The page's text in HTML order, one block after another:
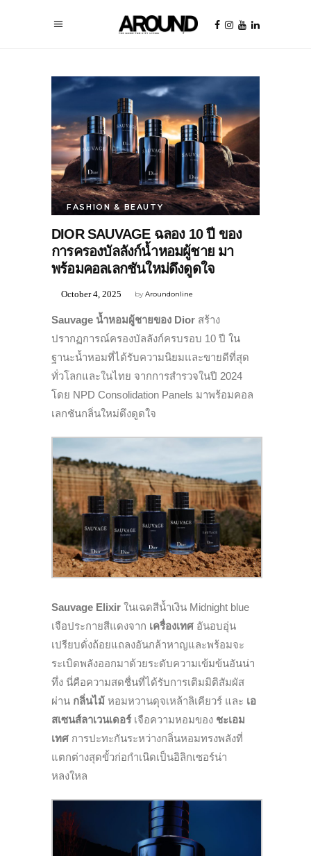
FASHION & BEAUTY
DIOR SAUVAGE ฉลอง 10 ปี ของ
การครองบัลลังก์น้ำหอมผู้ชาย มา
พร้อมคอลเลกชันใหม่ดึงดูดใจ
byAroundonline
October 4, 2025
Sauvage น้ำหอมผู้ชายของ Dior สร้าง
ปรากฏการณ์ครองบัลลังก์ครบรอบ 10 ปี ใน
ฐานะน้ำหอมที่ได้รับความนิยมและขายดีที่สุด
ทั่วโลกและในไทย จากการสำรวจในปี 2024
โดย NPD Consolidation Panels มาพร้อมคอล
เลกชันกลิ่นใหม่ดึงดูดใจ
Sauvage Elixir ในเฉดสีน้ำเงิน Midnight blue
เจือประกายสีแดงจาก เครื่องเทศ อันอบอุ่น
เปรียบดั่งถ้อยแถลงอันกล้าหาญและพร้อมจะ
ระเบิดพลังออกมาด้วยระดับความเข้มข้นอันน่า
ทึ่ง นี่คือความสดชื่นที่ได้รับการเติมมิติสัมผัส
ผ่าน กลิ่นไม้ หอมหวานดุจเหล้าลิเคียวร์ และ เอ
สเซนส์ลาเวนเดอร์เจือความหอมของ ชะเอม
เทศ การปะทะกันระหว่างกลิ่นหอมทรงพลังที่
แตกต่างสุดขั้วก่อกำเนิดเป็นอิลิกเซอร์น่า
หลงใหล